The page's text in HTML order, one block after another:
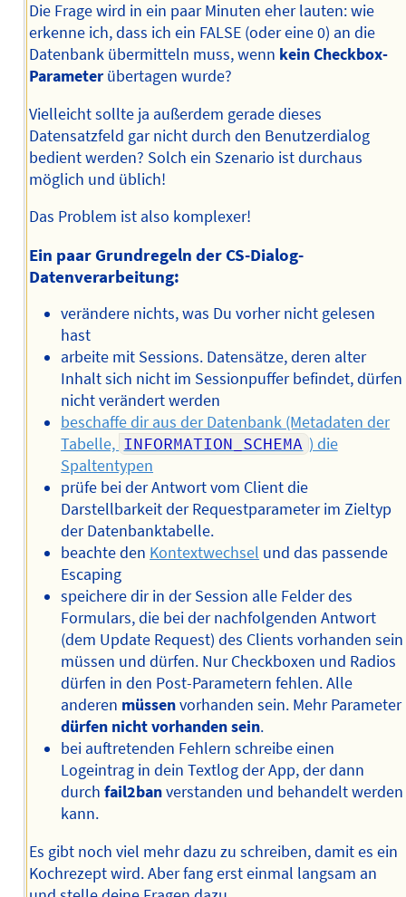
Die Frage wird in ein paar Minuten eher lauten: wie
erkenne ich, dass ich ein FALSE (oder eine 0) an die
Datenbank übermitteln muss, wenn kein Checkbox-
Parameterübertagen wurde?
Vielleicht sollte ja außerdem gerade dieses
Datensatzfeld gar nicht durch den Benutzerdialog
bedient werden? Solch ein Szenario ist durchaus
möglich und üblich!
Das Problem ist also komplexer!
Ein paar Grundregeln der CS-Dialog-
Datenverarbeitung:
verändere nichts, was Du vorher nicht gelesen
hast
arbeite mit Sessions. Datensätze, deren alter
Inhalt sich nicht im Sessionpuffer befindet, dürfen
nicht verändert werden
beschaffe dir aus der Datenbank (Metadaten der
Tabelle, INFORMATION_SCHEMA ) die
Spaltentypen
prüfe bei der Antwort vom Client die
Darstellbarkeit der Requestparameter im Zieltyp
der Datenbanktabelle.
beachte den Kontextwechsel und das passende
Escaping
speichere dir in der Session alle Felder des
Formulars, die bei der nachfolgenden Antwort
(dem Update Request) des Clients vorhanden sein
müssen und dürfen. Nur Checkboxen und Radios
dürfen in den Post-Parametern fehlen. Alle
anderen müssenvorhanden sein. Mehr Parameter
dürfen nicht vorhanden sein.
bei auftretenden Fehlern schreibe einen
Logeintrag in dein Textlog der App, der dann
durchfail2banverstanden und behandelt werden
kann.
Es gibt noch viel mehr dazu zu schreiben, damit es ein
Kochrezept wird. Aber fang erst einmal langsam an